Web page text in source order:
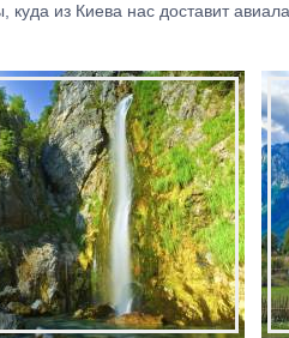
из Киева нас доставит